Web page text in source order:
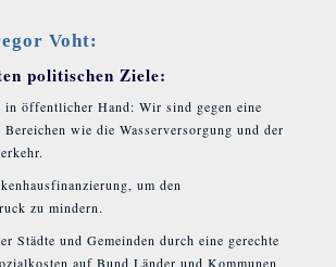
Voht:
politischen Ziele:
in öffentlicher Hand: Wir sind gegen eine
wie die Wasserversorgung und der
um den
zu mindern.
Städte und Gemeinden durch eine gerechte
auf Bund Länder und Kommunen